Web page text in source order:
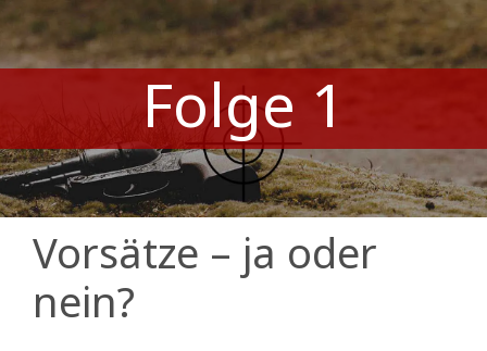
Folge 1
Vorsätze – ja oder
nein?